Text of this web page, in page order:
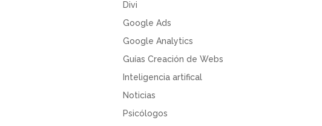
Divi
Google Ads
Google Analytics
Guías Creación de Webs
Inteligencia artifical
Noticias
Psicólogos